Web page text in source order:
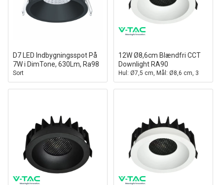
D7 LED Indbygningsspot På
7W i DimTone, 630Lm, Ra98
Sort
12W Ø8,6cm Blændfri CCT
Downlight RA90
Hul: Ø7,5 cm, Mål: Ø8,6 cm, 3
lyskulører, hvid front,
Honeycomb